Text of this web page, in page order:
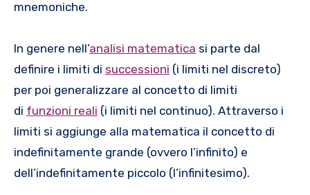
mnemoniche.
In genere nell’analisi matematica si parte dal
definire i limiti di successioni (i limiti nel discreto)
per poi generalizzare al concetto di limiti
di funzioni reali (i limiti nel continuo). Attraverso i
limiti si aggiunge alla matematica il concetto di
indefinitamente grande (ovvero l’infinito) e
dell’indefinitamente piccolo (l’infinitesimo).